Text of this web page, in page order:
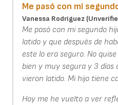
Me pasó con mi
Vanessa Rodriguez
Me pasó con mi segundo
latido y que después de
este lo era seguro. No
bien y muy segura y 3 días
vieron latido. Mi hijo tiene
Hoy me he vuelto a ver